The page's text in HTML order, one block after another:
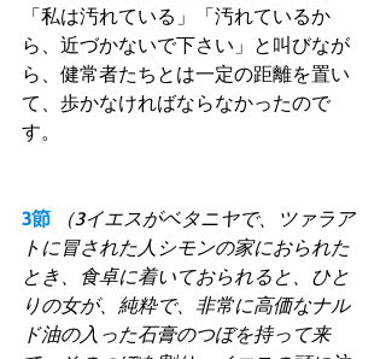
「私は汚れている」「汚れているか
ら、近づかないで下さい」と叫びなが
ら、健常者たちとは一定の距離を置い
て、歩かなければならなかったので
す。
3節
（3イエスがベタニヤで、ツァラア
トに冒された人シモンの家におられた
とき、食卓に着いておられると、ひと
りの女が、純粋で、非常に高価なナル
ド油の入った石膏のつぼを持って来